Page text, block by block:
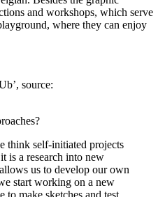
and workshops, which serve
where they can enjoy
source:
think self-initiated projects
is a research into new
us to develop our own
start working on a new
to make sketches and test